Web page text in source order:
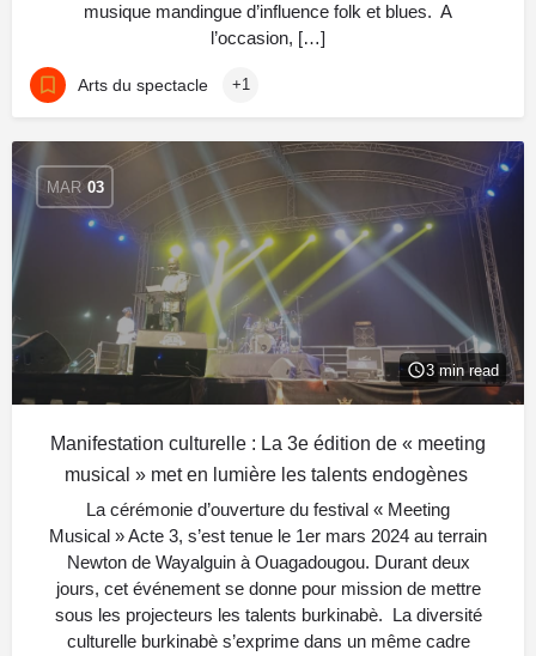
musique mandingue d’influence folk et blues. A
l’occasion, […]
Arts du spectacle +1
MAR 03
3 min read
Manifestation culturelle : La 3e édition de « meeting
musical » met en lumière les talents endogènes
La cérémonie d’ouverture du festival « Meeting
Musical » Acte 3, s’est tenue le 1er mars 2024 au terrain
Newton de Wayalguin à Ouagadougou. Durant deux
jours, cet événement se donne pour mission de mettre
sous les projecteurs les talents burkinabè. La diversité
culturelle burkinabè s’exprime dans un même cadre